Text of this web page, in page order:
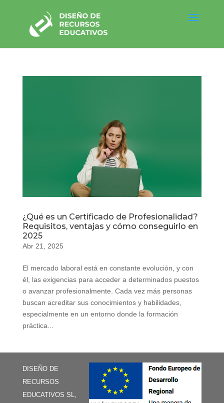
¿Qué es un Certificado de Profesionalidad?
Requisitos, ventajas y cómo conseguirlo en
2025
Abr 21, 2025
El mercado laboral está en constante evolución, y con
él, las exigencias para acceder a determinados puestos
o avanzar profesionalmente. Cada vez más personas
buscan acreditar sus conocimientos y habilidades,
especialmente en un entorno donde la formación
práctica...
DISEÑO DE
RECURSOS
EDUCATIVOS SL,